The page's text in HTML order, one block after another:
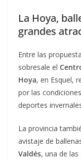
La Hoya,
grandes
Entre las
sobresale el
Hoya, en Esquel,
por las
deportes
La provincia
avistaje de
Valdés, una de